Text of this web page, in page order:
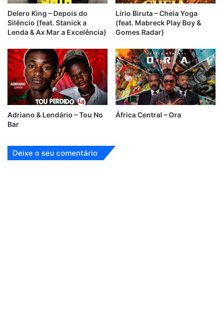
Delero King – Depois do
Silêncio (feat. Stanick a
Lenda & Ax Mar a Excelência)
Lírio Biruta – Cheia Yoga
(feat. Mabreck Play Boy &
Gomes Radar)
Adriano & Lendário – Tou No
Bar
África Central – Ora
Deixe o seu comentário